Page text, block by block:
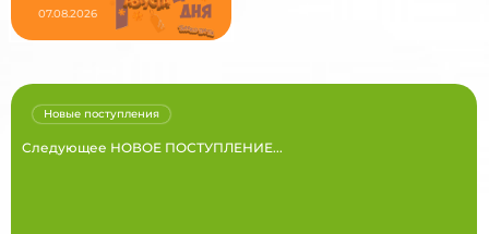
07.08.2026
Следующее НОВОЕ ПОСТУПЛЕНИЕ...
Новые поступления